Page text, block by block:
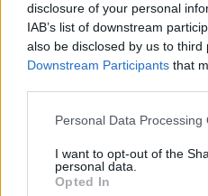
disclosure of your personal
IAB’s list of downstream
also be disclosed by us to third
Downstream Participants that
Please note that this website/
not limited to your visit or
grant or deny consent to
use your data for below
Personal Data Processing
I want to opt-out of the
personal data.
Opted In
Országos hírek